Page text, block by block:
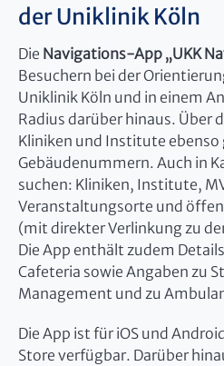
der Uniklinik Köln
Die Navigations-App „UKK
Besuchern bei der
Uniklinik Köln und in einem
Radius darüber hinaus. Über
Kliniken und Institute ebenso
Gebäudenummern. Auch in
suchen: Kliniken, Institute,
Veranstaltungsorte und
(mit direkter Verlinkung zu
Die App enthält zudem
Cafeteria sowie Angaben zu
Management und zu
Die App ist für iOS und
Store verfügbar. Darüber